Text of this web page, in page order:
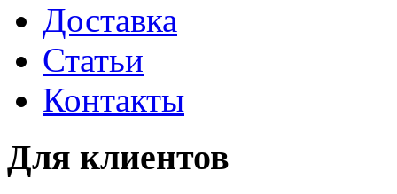
Доставка
Статьи
Контакты
Для клиентов